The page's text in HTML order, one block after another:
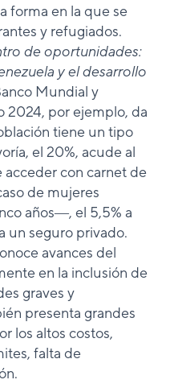
forma en la que se
y refugiados.
de oportunidades:
y el desarrollo
Mundial y
2024, por ejemplo, da
tiene un tipo
el 20%, acude al
con carnet de
de mujeres
años―, el 5,5% a
un seguro privado.
avances del
en la inclusión de
graves y
presenta grandes
los altos costos,
falta de